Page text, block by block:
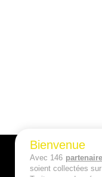
Bienvenue
Avec 146
soient collectées